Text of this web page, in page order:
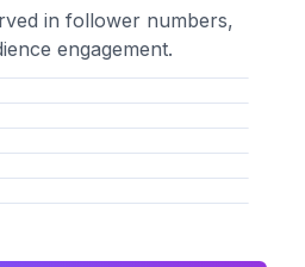
in follower numbers,
engagement.